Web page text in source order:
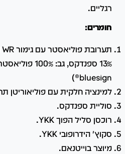
רגליים.
חומרים:
13% ספנדקס, גב:
bluesign®)
למינציה חלקית עם פוליאוריטן
סוליית ספנדקס.
רוכסן סליל הפוך YKK.
סקוץ' הידרופובי YKK.
מיוצר בוייטנאם.